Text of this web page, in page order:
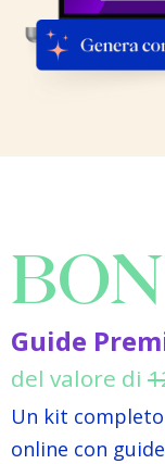
Guide
del valore di
Un kit
online con